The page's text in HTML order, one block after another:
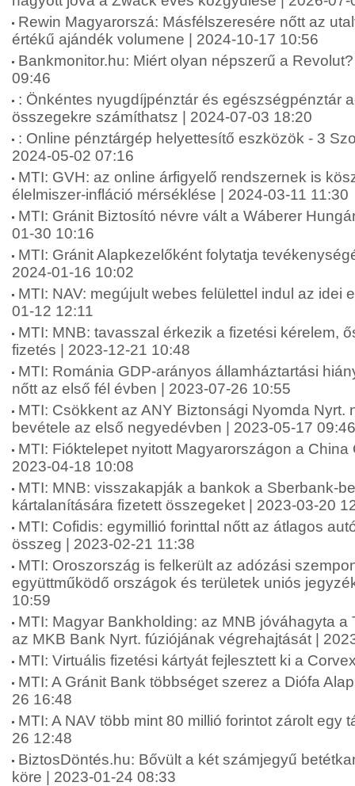
Rewin Magyarorszá: Másfélszeresére nőtt az
értékű ajándék volumene | 2024-10-17 10:56
Bankmonitor.hu: Miért olyan népszerű a
09:46
: Önkéntes nyugdíjpénztár és egészségpénztár
összegekre számíthatsz | 2024-07-03 18:20
: Online pénztárgép helyettesítő eszközök - 3
2024-05-02 07:16
MTI: GVH: az online árfigyelő rendszernek is
élelmiszer-infláció mérséklése | 2024-03-11 11:30
MTI: Gránit Biztosító névre vált a Wáberer
01-30 10:16
MTI: Gránit Alapkezelőként folytatja
2024-01-16 10:02
MTI: NAV: megújult webes felülettel indul az idei
01-12 12:11
MTI: MNB: tavasszal érkezik a fizetési kérelem,
fizetés | 2023-12-21 10:48
MTI: Románia GDP-arányos államháztartási
nőtt az első fél évben | 2023-07-26 10:55
MTI: Csökkent az ANY Biztonsági Nyomda Nyrt.
bevétele az első negyedévben | 2023-05-17 09:46
MTI: Fióktelepet nyitott Magyarországon a China
2023-04-18 10:08
MTI: MNB: visszakapják a bankok a Sberbank-
kártalanítására fizetett összegeket | 2023-03-20
MTI: Cofidis: egymillió forinttal nőtt az átlagos
összeg | 2023-02-21 11:38
MTI: Oroszország is felkerült az adózási
együttműködő országok és területek uniós
10:59
MTI: Magyar Bankholding: az MNB jóváhagyta a
az MKB Bank Nyrt. fúziójának végrehajtását |
MTI: Virtuális fizetési kártyát fejlesztett ki a
MTI: A Gránit Bank többséget szerez a Diófa
26 16:48
MTI: A NAV több mint 80 millió forintot zárolt egy
26 12:48
BiztosDöntés.hu: Bővült a két számjegyű
köre | 2023-01-24 08:33